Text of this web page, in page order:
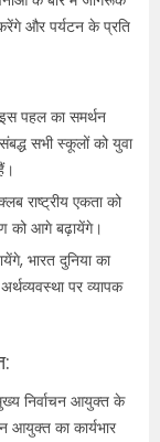
करेंगे और पर्यटन के प्रति
इस पहल का समर्थन
सभी स्कूलों को युवा
राष्ट्रीय एकता को
को आगे बढ़ायेंगे।
भारत दुनिया का
पर व्यापक
निर्वाचन आयुक्त के
आयुक्त का कार्यभार